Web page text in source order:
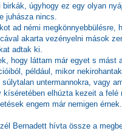
úgyhogy ez egy olyan
juhásza nincs.
ad némi megkönnyebbülésre,
akarta vezényelni mások
adtak ki.
hogy láttam már egyet s mást
például, mikor
untermannokra, vagy
elhúzta kezeit a felé
engem már nemigen érnek.
Bernadett hívta össze a